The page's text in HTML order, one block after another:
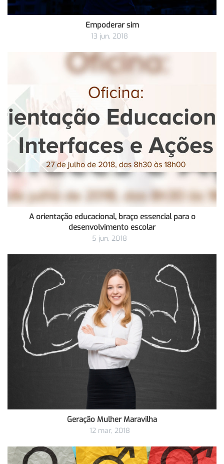
Empoderar sim
13 jun, 2018
A orientação educacional, braço essencial para o
desenvolvimento escolar
5 jun, 2018
Geração Mulher Maravilha
12 mar, 2018